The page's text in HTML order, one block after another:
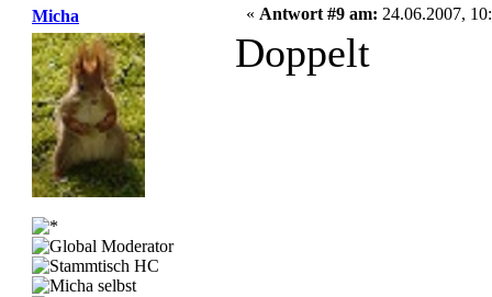
Micha
« Antwort #9 am: 24.06.2007,
Doppelt